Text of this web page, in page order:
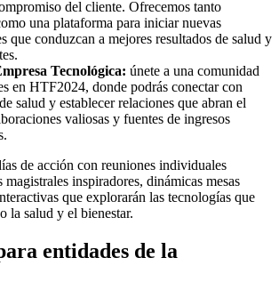
del cliente. Ofrecemos tanto
una plataforma para iniciar nuevas
que conduzcan a mejores resultados de salud y
Tecnológica: únete a una comunidad
en HTF2024, donde podrás conectar con
salud y establecer relaciones que abran el
valiosas y fuentes de ingresos
de acción con reuniones individuales
magistrales inspiradores, dinámicas mesas
que explorarán las tecnologías que
la salud y el bienestar.
entidades de la